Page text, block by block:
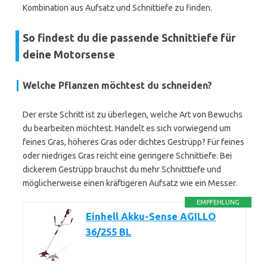
Kombination aus Aufsatz und Schnittiefe zu finden.
So findest du die passende Schnittiefe für
deine Motorsense
Welche Pflanzen möchtest du schneiden?
Der erste Schritt ist zu überlegen, welche Art von Bewuchs
du bearbeiten möchtest. Handelt es sich vorwiegend um
feines Gras, höheres Gras oder dichtes Gestrüpp? Für feines
oder niedriges Gras reicht eine geringere Schnittiefe. Bei
dickerem Gestrüpp brauchst du mehr Schnitttiefe und
möglicherweise einen kräftigeren Aufsatz wie ein Messer.
EMPFEHLUNG
Einhell Akku-Sense AGILLO
36/255 BL